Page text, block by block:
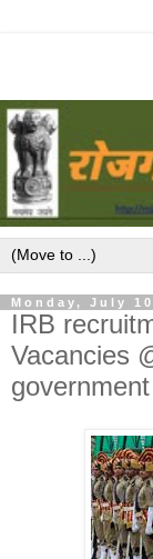
Monday, July
IRB
Vacancies